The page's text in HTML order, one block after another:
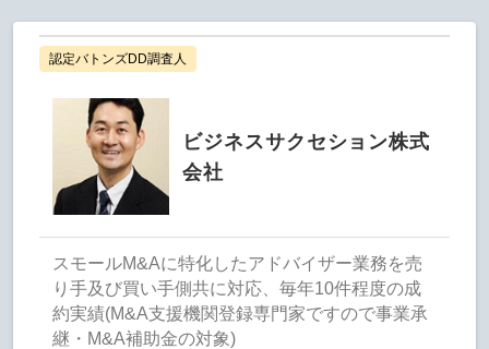
認定バトンズDD調査人
ビジネスサクセション株式
会社
スモールM&Aに特化したアドバイザー業務を売
り手及び買い手側共に対応、毎年10件程度の成
約実績(M&A支援機関登録専門家ですので事業承
継・M&A補助金の対象)